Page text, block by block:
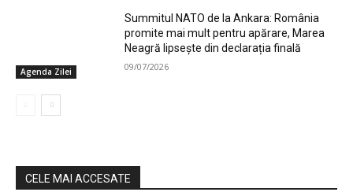
Agenda Zilei
Summitul NATO de la Ankara: România
promite mai mult pentru apărare, Marea
Neagră lipsește din declarația finală
09/07/2026
CELE MAI ACCESATE